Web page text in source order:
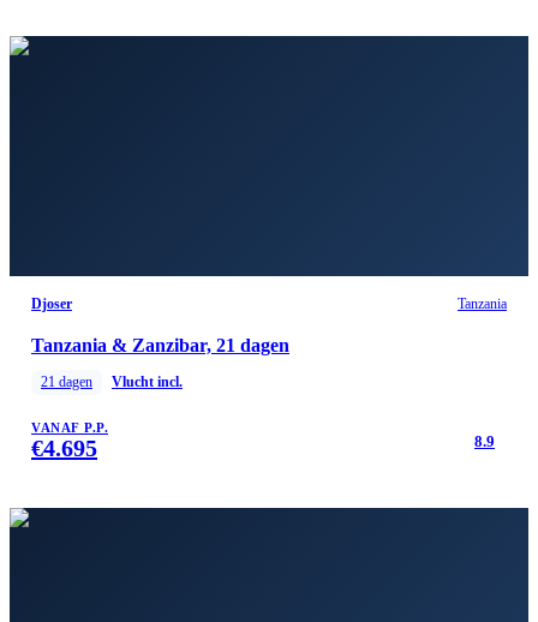
Djoser Tanzania
Tanzania & Zanzibar, 21 dagen
21 dagen Vlucht incl.
VANAF P.P.
€4.695 8.9